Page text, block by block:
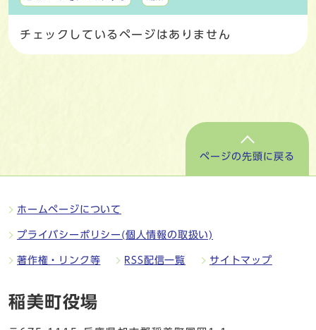
チェックしているページはありません
ページの先頭に戻る
ホームページについて
プライバシーポリシー(個人情報の取扱い)
著作権・リンク等 RSS配信一覧 サイトマップ
稲美町役場